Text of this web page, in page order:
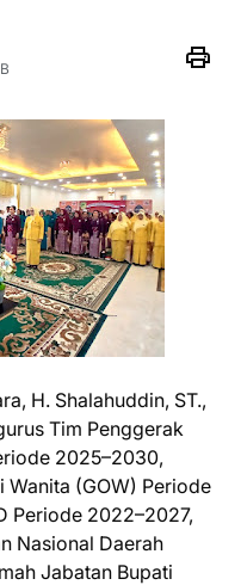
H. Shalahuddin, ST.,
Tim Penggerak
2025–2030,
Wanita (GOW) Periode
Periode 2022–2027,
Nasional Daerah
Jabatan Bupati